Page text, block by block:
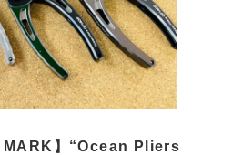
MARK】“Ocean Pliers